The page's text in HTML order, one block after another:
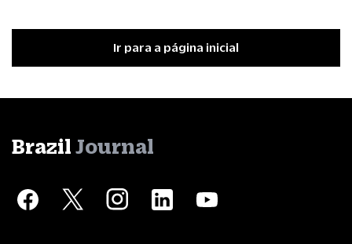
Ir para a página inicial
Brazil Journal